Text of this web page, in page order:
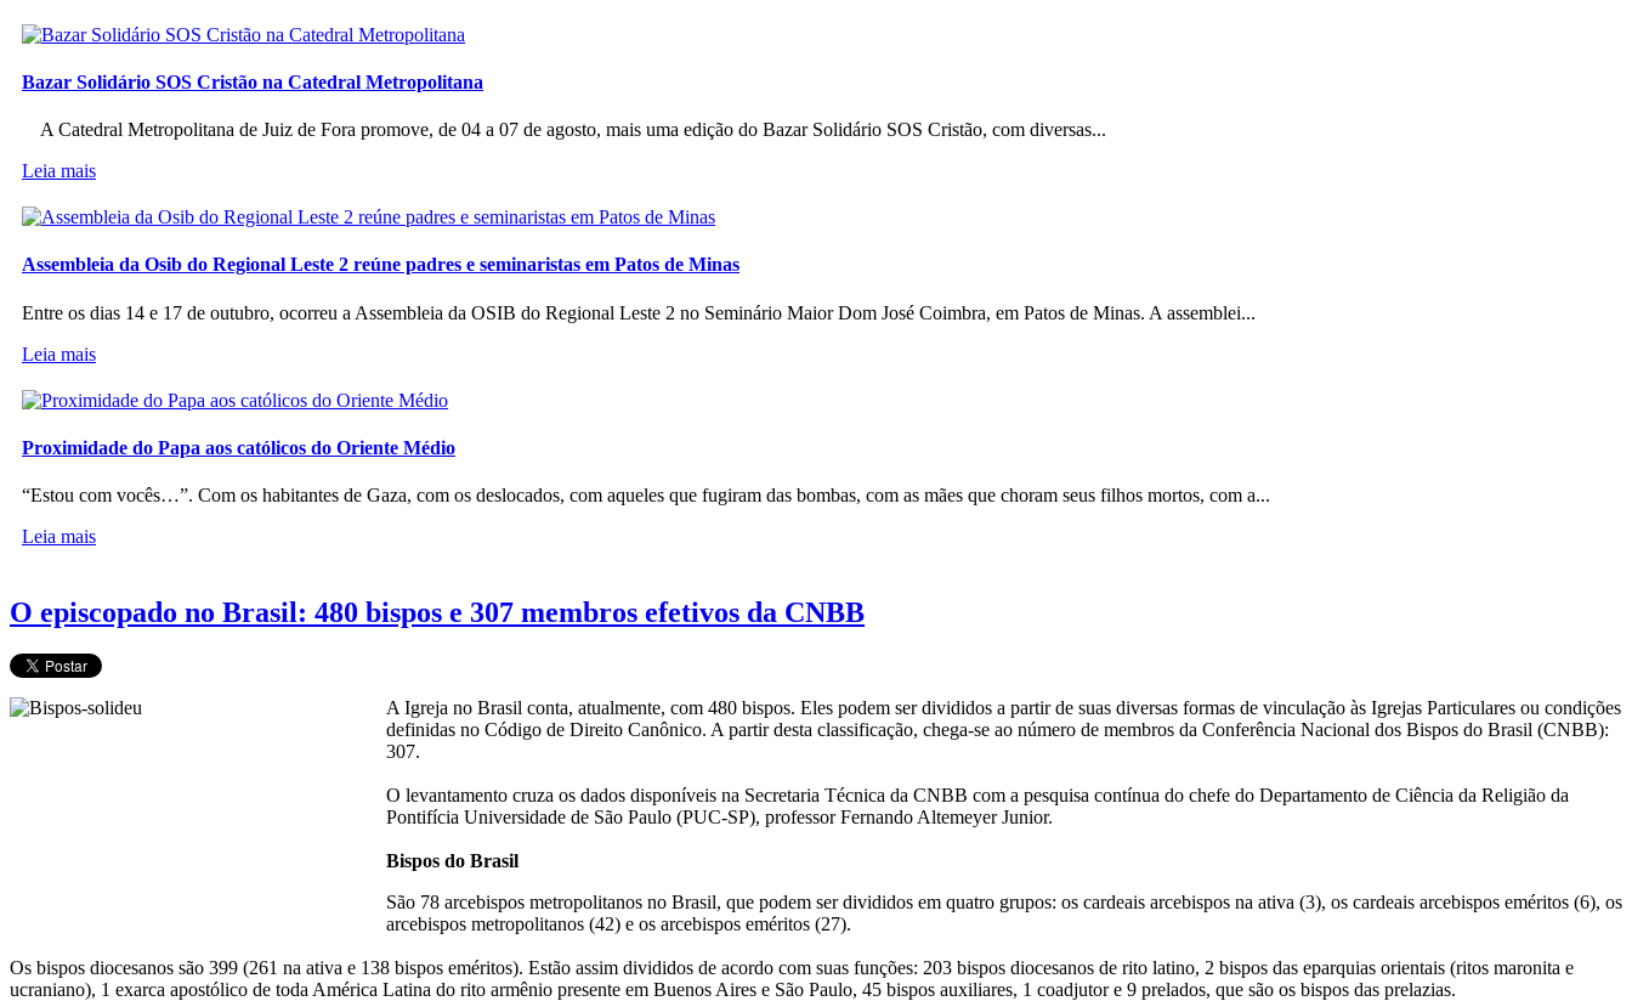
Bazar Solidário SOS Cristão na Catedral Metropolitana
A Catedral Metropolitana de Juiz de Fora promove, de 04 a 07 de agosto, mais uma edição do Bazar Solidário SOS Cristão, com diversas...
Leia mais
Assembleia da Osib do Regional Leste 2 reúne padres e seminaristas em Patos de Minas
Entre os dias 14 e 17 de outubro, ocorreu a Assembleia da OSIB do Regional Leste 2 no Seminário Maior Dom José Coimbra, em Patos de Minas. A assemblei...
Leia mais
Proximidade do Papa aos católicos do Oriente Médio
“Estou com vocês…”. Com os habitantes de Gaza, com os deslocados, com aqueles que fugiram das bombas, com as mães que choram seus filhos mortos, com a...
Leia mais
O episcopado no Brasil: 480 bispos e 307 membros efetivos da CNBB
A Igreja no Brasil conta, atualmente, com 480 bispos. Eles podem ser divididos a partir de suas diversas formas de vinculação às Igrejas Particulares ou condições
definidas no Código de Direito Canônico. A partir desta classificação, chega-se ao número de membros da Conferência Nacional dos Bispos do Brasil (CNBB):
307.
O levantamento cruza os dados disponíveis na Secretaria Técnica da CNBB com a pesquisa contínua do chefe do Departamento de Ciência da Religião da
Pontifícia Universidade de São Paulo (PUC-SP), professor Fernando Altemeyer Junior.
Bispos do Brasil
São 78 arcebispos metropolitanos no Brasil, que podem ser divididos em quatro grupos: os cardeais arcebispos na ativa (3), os cardeais arcebispos eméritos (6), os
arcebispos metropolitanos (42) e os arcebispos eméritos (27).
Os bispos diocesanos são 399 (261 na ativa e 138 bispos eméritos). Estão assim divididos de acordo com suas funções: 203 bispos diocesanos de rito latino, 2 bispos das eparquias orientais (ritos maronita e
ucraniano), 1 exarca apostólico de toda América Latina do rito armênio presente em Buenos Aires e São Paulo, 45 bispos auxiliares, 1 coadjutor e 9 prelados, que são os bispos das prelazias.